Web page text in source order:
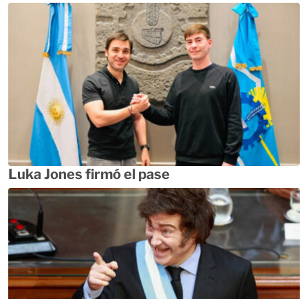
Luka Jones firmó el pase